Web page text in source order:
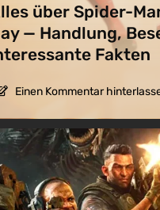
über Spider-
— Handlung,
Fakten
Einen Kommentar